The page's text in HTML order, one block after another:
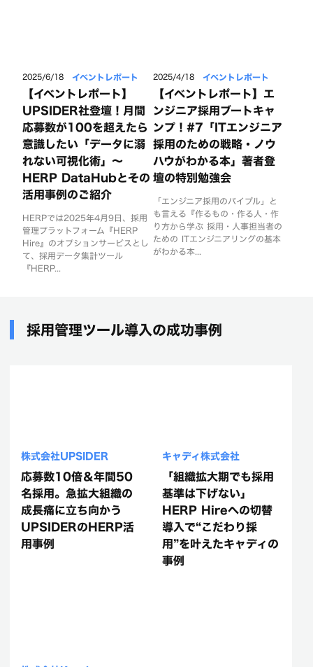
2025/6/18 イベントレポート
【イベントレポート】
UPSIDER社登壇！月間
応募数が100を超えたら
意識したい「データに溺
れない可視化術」〜
HERP DataHubとその
活用事例のご紹介
HERPでは2025年4月9日、採用
管理プラットフォーム『HERP
Hire』のオプションサービスとし
て、採用データ集計ツール
『HERP...
2025/4/18 イベントレポート
【イベントレポート】エ
ンジニア採用ブートキャ
ンプ！#7「ITエンジニア
採用のための戦略・ノウ
ハウがわかる本」著者登
壇の特別勉強会
「エンジニア採用のバイブル」と
も言える『作るもの・作る人・作
り方から学ぶ 採用・人事担当者の
ための ITエンジニアリングの基本
がわかる本...
採用管理ツール導入の成功事例
株式会社UPSIDER
応募数10倍＆年間50
名採用。急拡大組織の
成長痛に立ち向かう
UPSIDERのHERP活
用事例
キャディ株式会社
「組織拡大期でも採用
基準は下げない」
HERP Hireへの切替
導入で“こだわり採
用”を叶えたキャディの
事例